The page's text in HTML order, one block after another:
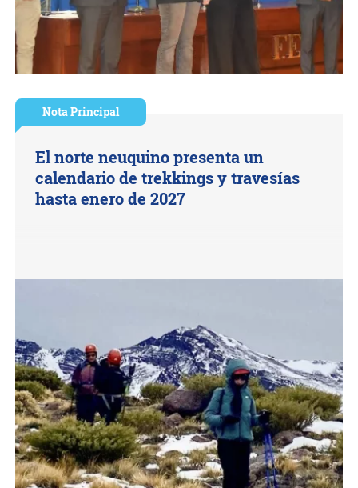
Nota Principal
El norte neuquino presenta un
calendario de trekkings y travesías
hasta enero de 2027